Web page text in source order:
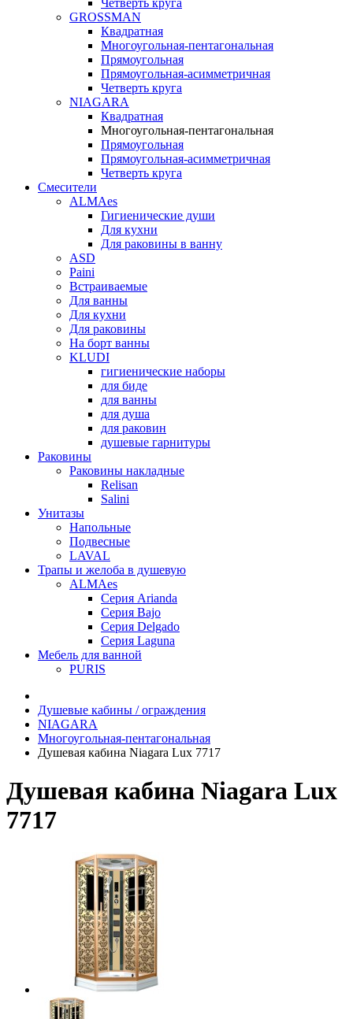
Четверть круга
GROSSMAN
Квадратная
Многоугольная-пентагональная
Прямоугольная
Прямоугольная-асимметричная
Четверть круга
NIAGARA
Квадратная
Многоугольная-пентагональная
Прямоугольная
Прямоугольная-асимметричная
Четверть круга
Смесители
ALMAes
Гигиенические души
Для кухни
Для раковины в ванну
ASD
Paini
Встраиваемые
Для ванны
Для кухни
Для раковины
На борт ванны
KLUDI
гигиенические наборы
для биде
для ванны
для душа
для раковин
душевые гарнитуры
Раковины
Раковины накладные
Relisan
Salini
Унитазы
Напольные
Подвесные
LAVAL
Трапы и желоба в душевую
ALMAes
Серия Arianda
Серия Bajo
Серия Delgado
Серия Laguna
Мебель для ванной
PURIS
Душевые кабины / ограждения
NIAGARA
Многоугольная-пентагональная
Душевая кабина Niagara Lux 7717
Душевая кабина Niagara Lux
7717